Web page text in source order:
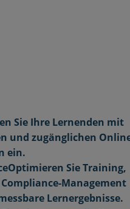
Sie Ihre Lernenden mit
und zugänglichen
ein.
Optimieren Sie Training,
Management
Lernergebnisse.